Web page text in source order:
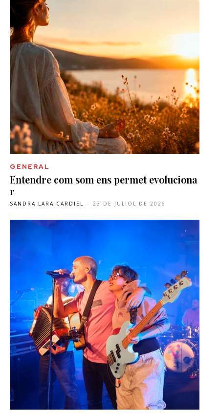
GENERAL
Entendre com som ens permet evoluciona
r
SANDRA LARA CARDIEL - 23 DE JULIOL DE 2026